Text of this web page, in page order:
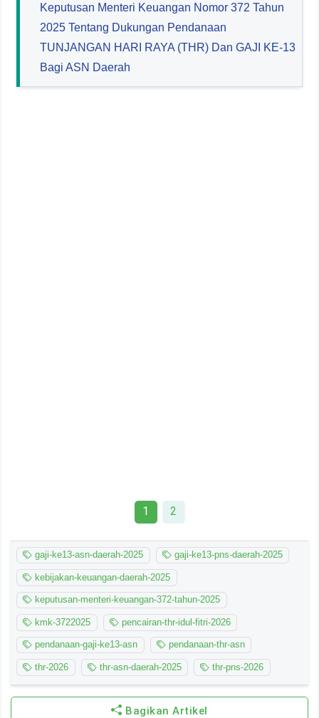
Keputusan Menteri Keuangan Nomor 372 Tahun
2025 Tentang Dukungan Pendanaan
TUNJANGAN HARI RAYA (THR) Dan GAJI KE-13
Bagi ASN Daerah
1 2
gaji-ke13-asn-daerah-2025 gaji-ke13-pns-daerah-2025
kebijakan-keuangan-daerah-2025
keputusan-menteri-keuangan-372-tahun-2025
kmk-3722025 pencairan-thr-idul-fitri-2026
pendanaan-gaji-ke13-asn pendanaan-thr-asn
thr-2026 thr-asn-daerah-2025 thr-pns-2026
Bagikan Artikel